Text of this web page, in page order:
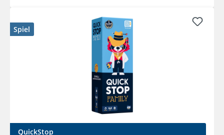
Spiel
QuickStop